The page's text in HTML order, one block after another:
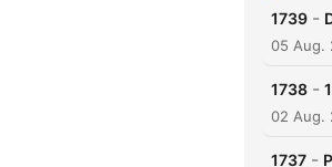
1739 -
05 Aug.
1738 -
02 Aug.
1737 -